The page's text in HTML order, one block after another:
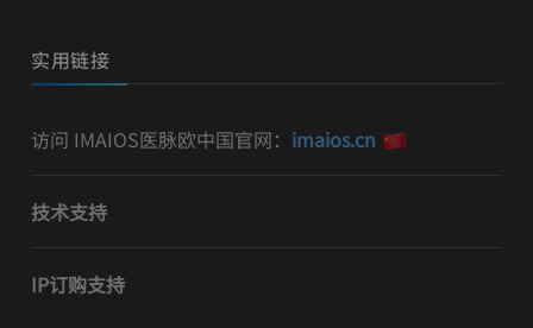
实用链接
访问 IMAIOS医脉欧中国官网： imaios.cn
技术支持
IP订购支持